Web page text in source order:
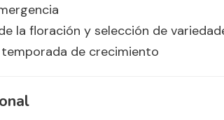
la floración y selección de
de crecimiento